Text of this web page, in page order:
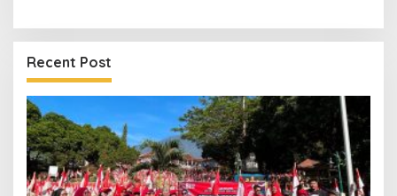
Recent Post